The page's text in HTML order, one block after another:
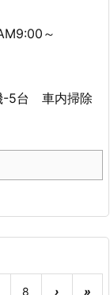
～
-5台 車内掃除
8 › »